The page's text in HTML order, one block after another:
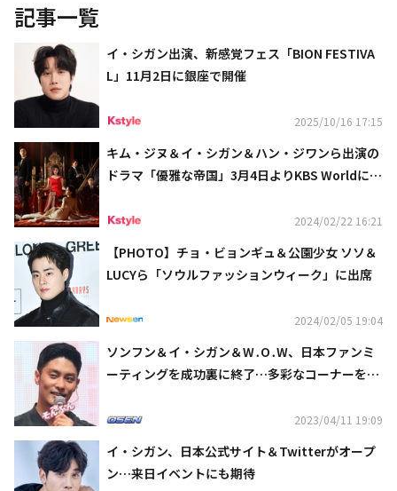
記事一覧
イ・シガン出演、新感覚フェス「BION FESTIVA
L」11月2日に銀座で開催
2025/10/16 17:15
キム・ジヌ＆イ・シガン＆ハン・ジワンら出演の
ドラマ「優雅な帝国」3月4日よりKBS Worldにて
2024/02/22 16:21
【PHOTO】チョ・ビョンギュ＆公園少女 ソソ＆
LUCYら「ソウルファッションウィーク」に出席
2024/02/05 19:04
ソンフン＆イ・シガン＆W․O․W、日本ファンミ
ーティングを成功裏に終了…多彩なコーナーを披
2023/04/11 19:09
イ・シガン、日本公式サイト＆Twitterがオープ
ン…来日イベントにも期待